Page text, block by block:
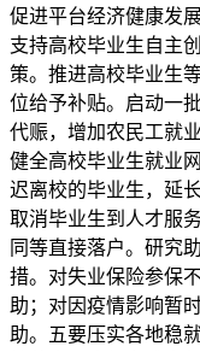
促进平台经济健康发
支持高校毕业生自主
策。推进高校毕业生
位给予补贴。启动一
代赈，增加农民工就
健全高校毕业生就业
迟离校的毕业生，延
取消毕业生到人才服
同等直接落户。研究
措。对失业保险参保
助；对因疫情影响暂
助。五要压实各地稳